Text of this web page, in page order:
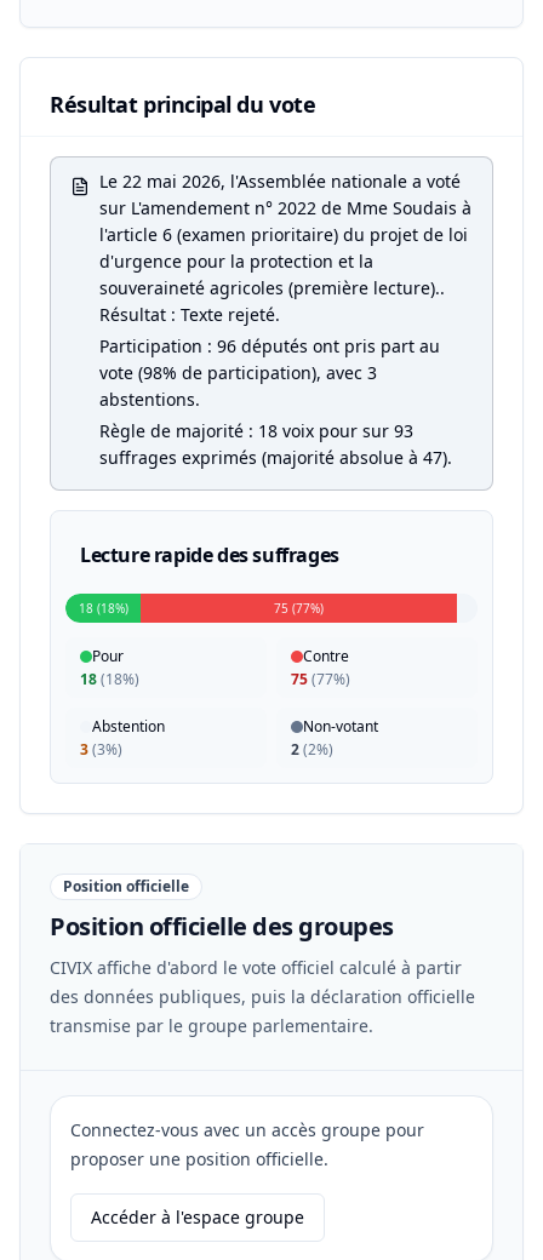
Résultat principal du vote
Le 22 mai 2026, l'Assemblée nationale a voté
sur L'amendement n° 2022 de Mme Soudais à
l'article 6 (examen prioritaire) du projet de loi
d'urgence pour la protection et la
souveraineté agricoles (première lecture)..
Résultat : Texte rejeté.
Participation : 96 députés ont pris part au
vote (98% de participation), avec 3
abstentions.
Règle de majorité : 18 voix pour sur 93
suffrages exprimés (majorité absolue à 47).
Lecture rapide des suffrages
18 (18%) 75 (77%)
Pour
18(18%)
Contre
75(77%)
Abstention
3(3%)
Non-votant
2(2%)
Position officielle
Position officielle des groupes
CIVIX affiche d'abord le vote officiel calculé à partir
des données publiques, puis la déclaration officielle
transmise par le groupe parlementaire.
Connectez-vous avec un accès groupe pour
proposer une position officielle.
Accéder à l'espace groupe